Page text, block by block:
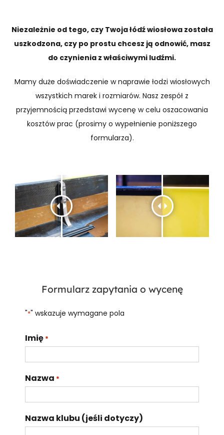
Niezależnie od tego, czy Twoja łódź wiosłowa została
uszkodzona, czy po prostu chcesz ją odnowić, masz
do czynienia z właściwymi ludźmi.
Mamy duże doświadczenie w naprawie łodzi wiosłowych
wszystkich marek i rozmiarów. Nasz zespół z
przyjemnością przedstawi wycenę w celu oszacowania
kosztów prac (prosimy o wypełnienie poniższego
formularza).
Formularz zapytania o wycenę
"*" wskazuje wymagane pola
Imię *
Nazwa *
Nazwa klubu (jeśli dotyczy)